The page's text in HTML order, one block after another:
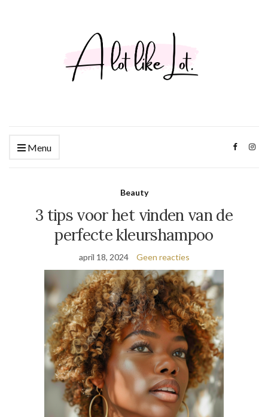
Menu
Beauty
3 tips voor het vinden van de
perfecte kleurshampoo
april 18, 2024 Geen reacties